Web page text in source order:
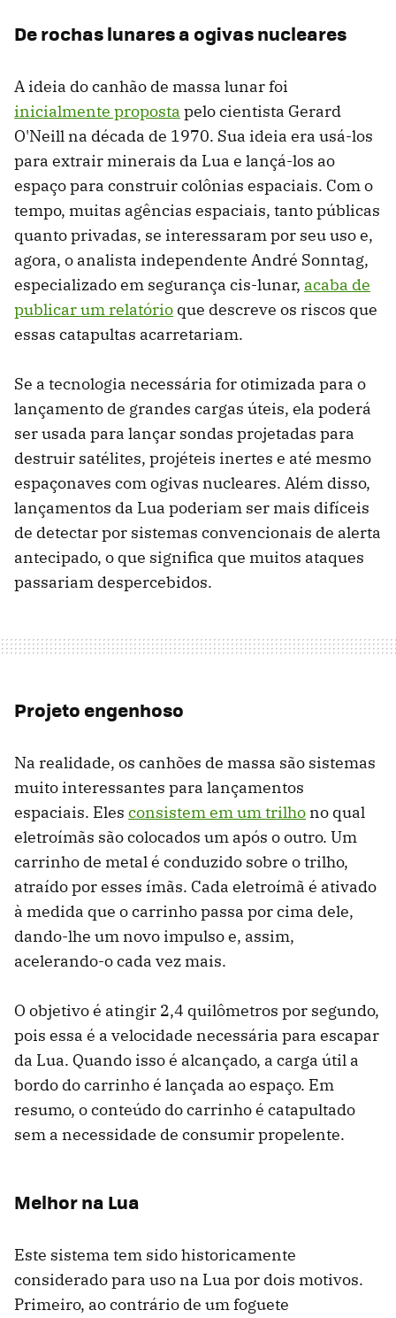
De rochas lunares a ogivas nucleares
A ideia do canhão de massa lunar foi
inicialmente proposta pelo cientista Gerard
O'Neill na década de 1970. Sua ideia era usá-los
para extrair minerais da Lua e lançá-los ao
espaço para construir colônias espaciais. Com o
tempo, muitas agências espaciais, tanto públicas
quanto privadas, se interessaram por seu uso e,
agora, o analista independente André Sonntag,
especializado em segurança cis-lunar, acaba de
publicar um relatório que descreve os riscos que
essas catapultas acarretariam.
Se a tecnologia necessária for otimizada para o
lançamento de grandes cargas úteis, ela poderá
ser usada para lançar sondas projetadas para
destruir satélites, projéteis inertes e até mesmo
espaçonaves com ogivas nucleares. Além disso,
lançamentos da Lua poderiam ser mais difíceis
de detectar por sistemas convencionais de alerta
antecipado, o que significa que muitos ataques
passariam despercebidos.
Projeto engenhoso
Na realidade, os canhões de massa são sistemas
muito interessantes para lançamentos
espaciais. Eles consistem em um trilho no qual
eletroímãs são colocados um após o outro. Um
carrinho de metal é conduzido sobre o trilho,
atraído por esses ímãs. Cada eletroímã é ativado
à medida que o carrinho passa por cima dele,
dando-lhe um novo impulso e, assim,
acelerando-o cada vez mais.
O objetivo é atingir 2,4 quilômetros por segundo,
pois essa é a velocidade necessária para escapar
da Lua. Quando isso é alcançado, a carga útil a
bordo do carrinho é lançada ao espaço. Em
resumo, o conteúdo do carrinho é catapultado
sem a necessidade de consumir propelente.
Melhor na Lua
Este sistema tem sido historicamente
considerado para uso na Lua por dois motivos.
Primeiro, ao contrário de um foguete